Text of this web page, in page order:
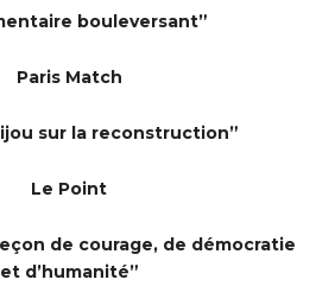
bouleversant”
Paris Match
sur la reconstruction”
Le Point
de courage, de démocratie
et d’humanité”